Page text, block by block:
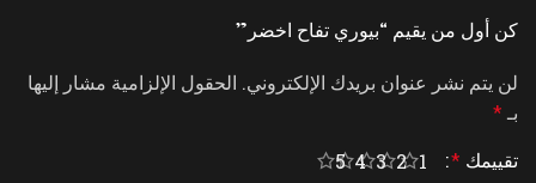
كن أول من يقيم “بيوري تفاح اخضر”
لن يتم نشر عنوان بريدك الإلكتروني. الحقول الإلزامية مشار إليها
بـ *
تقييمك *
1
2
3
4
5